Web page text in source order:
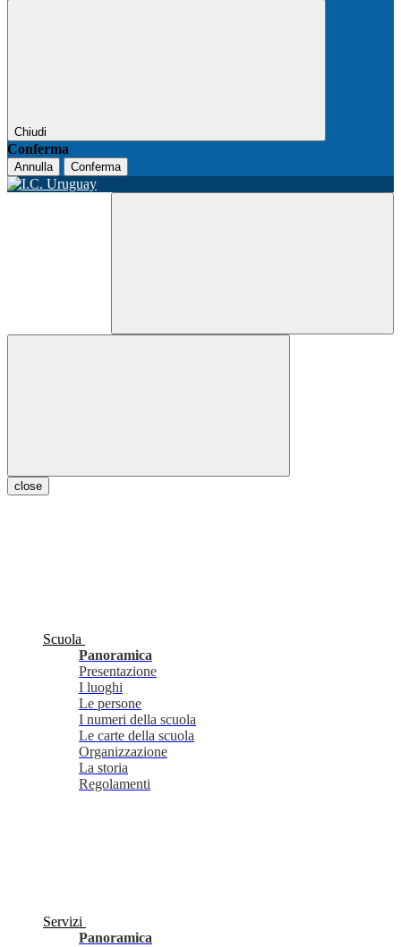
Chiudi
Conferma
Annulla Conferma
close
Scuola
Panoramica
Presentazione
I luoghi
Le persone
I numeri della scuola
Le carte della scuola
Organizzazione
La storia
Regolamenti
Servizi
Panoramica